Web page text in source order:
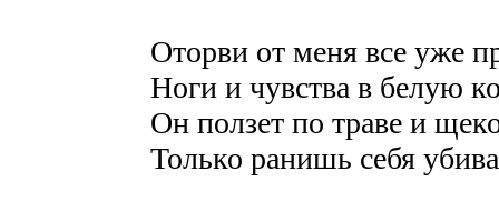
Оторви от меня все уже
Ноги и чувства в белую
Он ползет по траве и
Только ранишь себя